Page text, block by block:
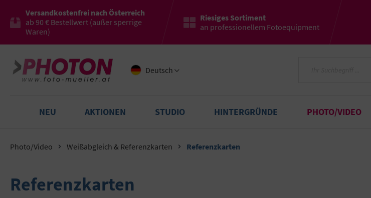
Versandkostenfrei nach Österreich
ab 90 € Bestellwert (außer sperrige
Waren)
Riesiges Sortiment
an professionellem Fotoequipment
Deutsch
NEU AKTIONEN STUDIO HINTERGRÜNDE PHOTO/VIDEO
Photo/Video Weißabgleich & Referenzkarten Referenzkarten
Referenzkarten